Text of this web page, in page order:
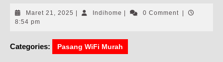
Maret 21, 2025 Maret
Indihome Indihome0 Comment
8:54 pm
Categories: Pasang WiFi Murah